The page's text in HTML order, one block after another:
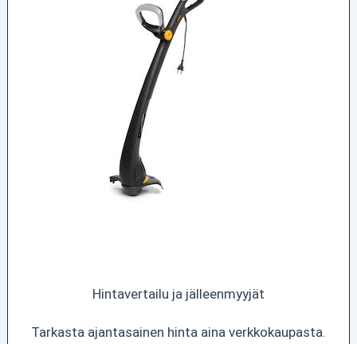
Hintavertailu ja jälleenmyyjät
Tarkasta ajantasainen hinta aina verkkokaupasta.